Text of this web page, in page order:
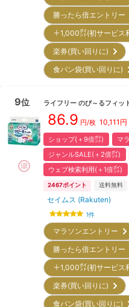
勝ったら倍エントリ
＋1,000㌽(初サービ
楽券(買い回りに)
食パン袋(買い回りに)
9位 ライフリー のび～るフィッ
86.9 円/枚 10,111 円
ショップ(＋9倍㌽)
マ
ジャンルSALE(＋2倍㌽)
ウェブ検索利用(＋1倍㌽)
2467ポイント 送料無料
セイムス (Rakuten)
1件
マラソンエントリー
勝ったら倍エントリ
＋1,000㌽(初サービ
楽券(買い回りに)
食パン袋(買い回りに)